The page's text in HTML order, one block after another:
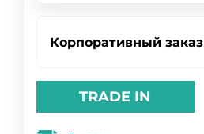
Корпоративный заказ
TRADE IN